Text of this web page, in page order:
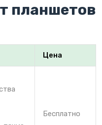
планшетов
Цена
Бесплатно